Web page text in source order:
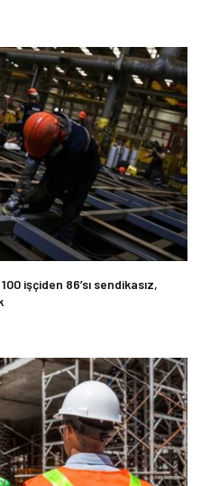
işçiden 86’sı sendikasız,